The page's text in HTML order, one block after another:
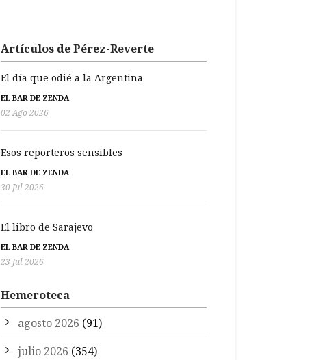
Artículos de Pérez-Reverte
El día que odié a la Argentina
EL BAR DE ZENDA
02 Ago 2026
Esos reporteros sensibles
EL BAR DE ZENDA
30 Jul 2026
El libro de Sarajevo
EL BAR DE ZENDA
23 Jul 2026
Hemeroteca
agosto 2026 (91)
julio 2026 (354)